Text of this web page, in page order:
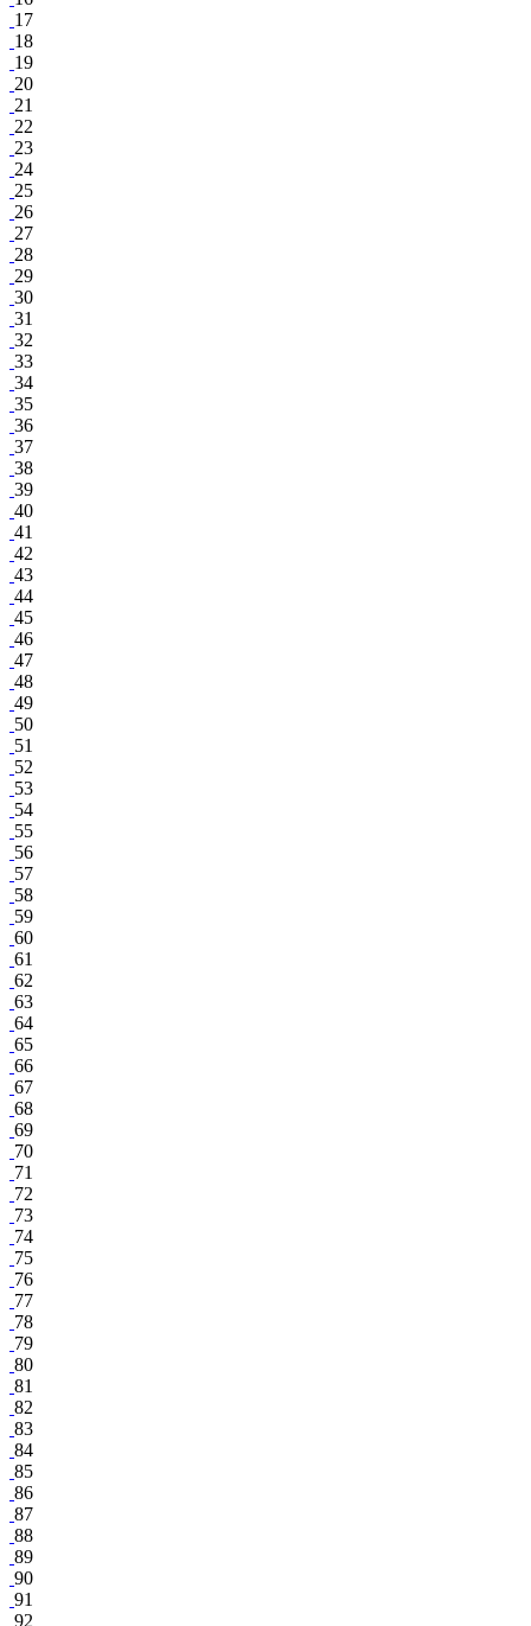
17
18
19
20
21
22
23
24
25
26
27
28
29
30
31
32
33
34
35
36
37
38
39
40
41
42
43
44
45
46
47
48
49
50
51
52
53
54
55
56
57
58
59
60
61
62
63
64
65
66
67
68
69
70
71
72
73
74
75
76
77
78
79
80
81
82
83
84
85
86
87
88
89
90
91
92